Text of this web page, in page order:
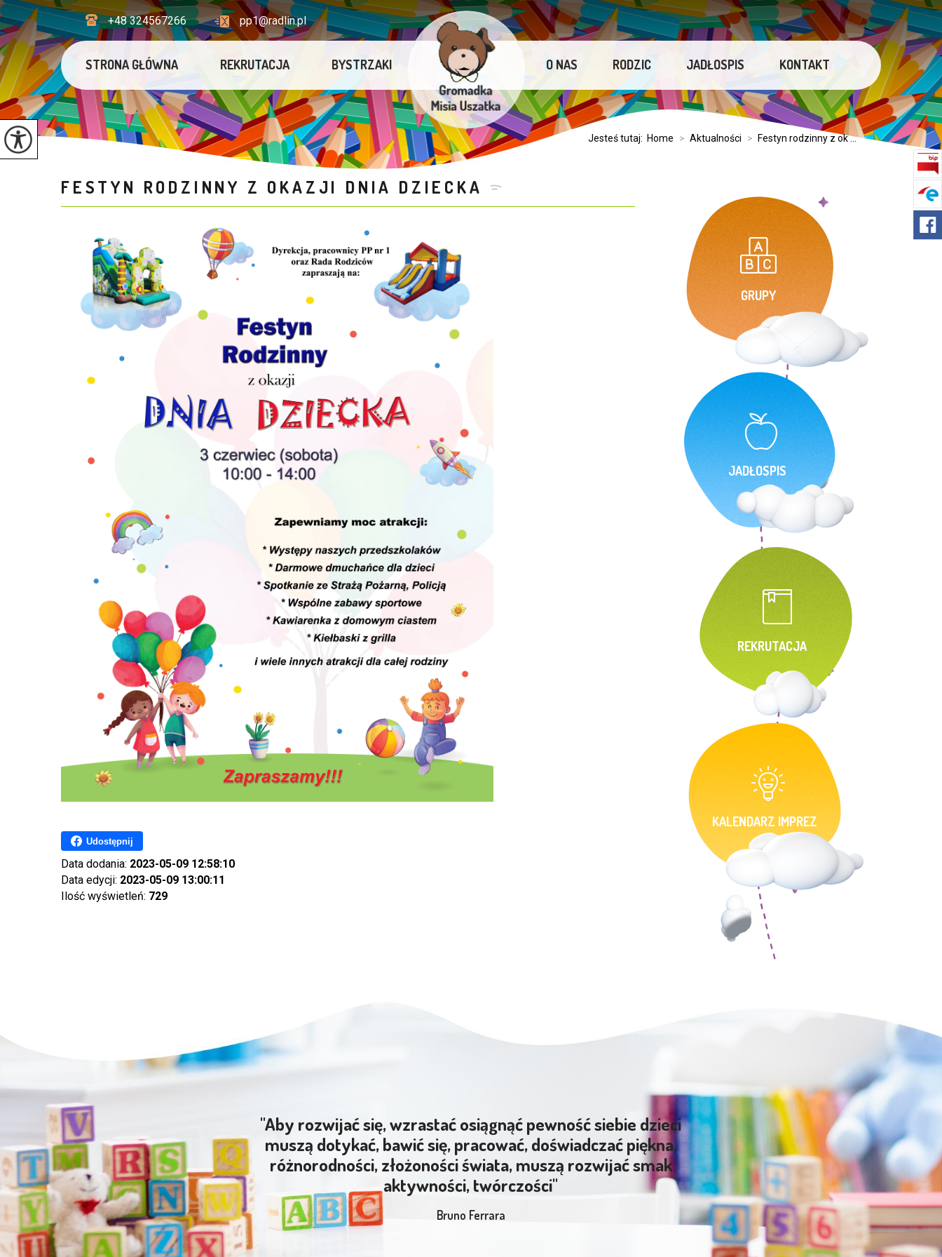
pp1@radlin.pl
+48 324567266
STRONA GŁÓWNA REKRUTACJA BYSTRZAKI O NAS RODZIC JADŁOSPIS KONTAKT
Jesteś tutaj: Home > Aktualności > Festyn rodzinny z ok ...
FESTYN RODZINNY Z OKAZJI DNIA DZIECKA
Udostępnij
Data dodania: 2023-05-09 12:58:10
Data edycji: 2023-05-09 13:00:11
Ilość wyświetleń: 729
GRUPY
JADŁOSPIS
REKRUTACJA
KALENDARZ IMPREZ
"Aby rozwijać się, wzrastać osiągnąć pewność siebie dzieci
muszą dotykać, bawić się, pracować, doświadczać piękna,
różnorodności, złożoności świata, muszą rozwijać smak
aktywności, twórczości"
Bruno Ferrara